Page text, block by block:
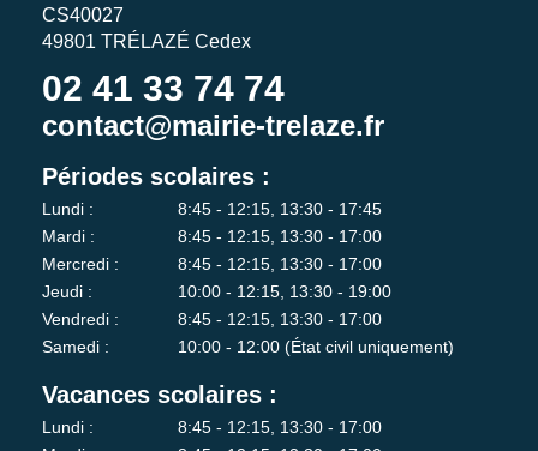
CS40027
49801 TRÉLAZÉ Cedex
02 41 33 74 74
contact@mairie-trelaze.fr
Périodes scolaires :
Lundi :
8:45 - 12:15, 13:30 - 17:45
Mardi :
8:45 - 12:15, 13:30 - 17:00
Mercredi :
8:45 - 12:15, 13:30 - 17:00
Jeudi :
10:00 - 12:15, 13:30 - 19:00
Vendredi :
8:45 - 12:15, 13:30 - 17:00
Samedi :
10:00 - 12:00 (État civil uniquement)
Vacances scolaires :
Lundi :
8:45 - 12:15, 13:30 - 17:00